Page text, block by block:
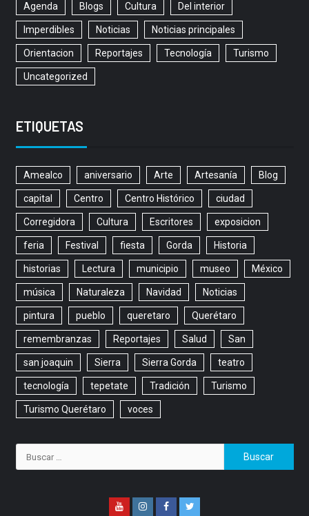
Agenda Blogs Cultura Del interior
Imperdibles Noticias Noticias principales
Orientacion Reportajes Tecnología Turismo
Uncategorized
ETIQUETAS
Amealco aniversario Arte Artesanía Blog
capital Centro Centro Histórico ciudad
Corregidora Cultura Escritores exposicion
feria Festival fiesta Gorda Historia
historias Lectura municipio museo México
música Naturaleza Navidad Noticias
pintura pueblo queretaro Querétaro
remembranzas Reportajes Salud San
san joaquin Sierra Sierra Gorda teatro
tecnología tepetate Tradición Turismo
Turismo Querétaro voces